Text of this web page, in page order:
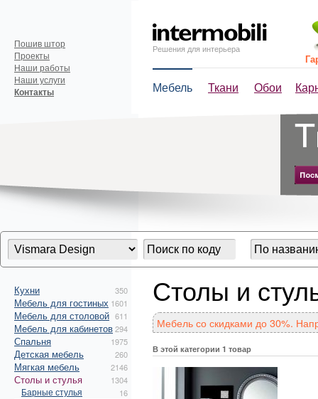
Решения для интерьера
Мебель Ткани Обои
Пошив штор
Проекты
Наши работы
Наши услуги
Контакты
Кухни 350
Мебель для гостиных 1601
Мебель для столовой 611
Мебель для кабинетов294
Спальня 1975
Детская мебель 260
Мягкая мебель 2146
Столы и стулья 1304
Барные стулья 16
Столы и
Мебель со скидками до 30%.
В этой категории 1 товар